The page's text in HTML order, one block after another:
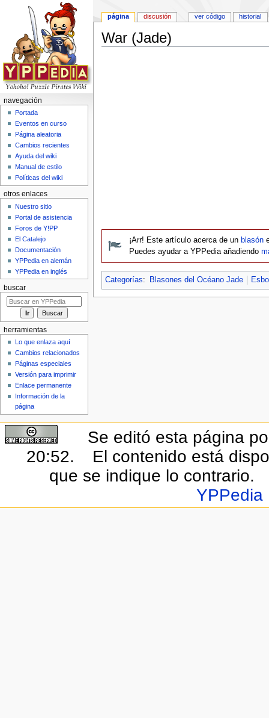
War (Jade)
¡Arr! Este artículo acerca de un blasón
Puedes ayudar a YPPedia añadiendo
Categorías: Blasones del Océano Jade
página discusión ver código historial
navegación
Portada
Eventos en curso
Página aleatoria
Cambios recientes
Ayuda del wiki
Manual de estilo
Políticas del wiki
otros enlaces
Nuestro sitio
Portal de asistencia
Foros de Y!PP
El Catalejo
Documentación
YPPedia en alemán
YPPedia en inglés
buscar
herramientas
Lo que enlaza aquí
Cambios relacionados
Páginas especiales
Versión para imprimir
Enlace permanente
Información de la
página
Se editó esta página
20:52.
El contenido está
que se indique lo contrario.
YPPedia